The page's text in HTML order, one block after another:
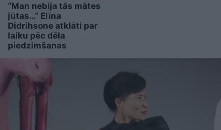
“Man nebija tās mātes
jūtas…” Elīna
Didrihsone atklāti par
laiku pēc dēla
piedzimšanas